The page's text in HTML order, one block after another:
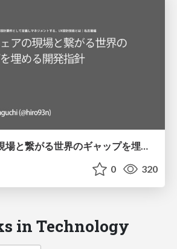
ハードウェアの現場と繋がる世界のギャップを埋める開発指針
0 320
in Technology